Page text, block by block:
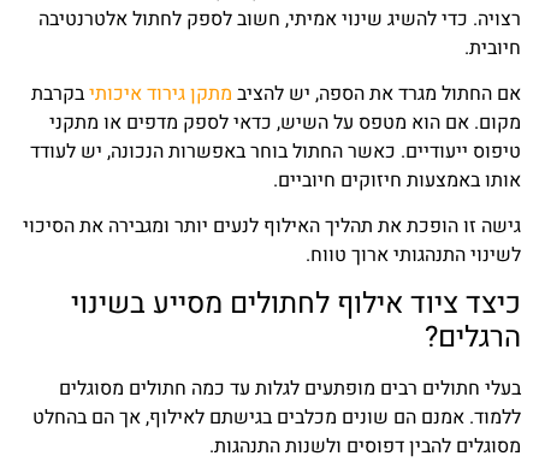
רצויה. כדי להשיג שינוי אמיתי, חשוב לספק לחתול אלטרנטיבה
חיובית.
אם החתול מגרד את הספה, יש להציב מתקן גירוד איכותיבקרבת
מקום. אם הוא מטפס על השיש, כדאי לספק מדפים או מתקני
טיפוס ייעודיים. כאשר החתול בוחר באפשרות הנכונה, יש לעודד
אותו באמצעות חיזוקים חיוביים.
גישה זו הופכת את תהליך האילוף לנעים יותר ומגבירה את הסיכוי
לשינוי התנהגותי ארוך טווח.
כיצד ציוד אילוף לחתולים מסייע בשינוי
הרגלים?
בעלי חתולים רבים מופתעים לגלות עד כמה חתולים מסוגלים
ללמוד. אמנם הם שונים מכלבים בגישתם לאילוף, אך הם בהחלט
מסוגלים להבין דפוסים ולשנות התנהגות.